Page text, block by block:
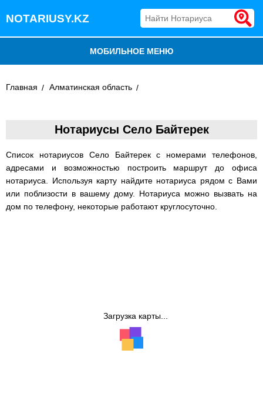
NOTARIUSY.KZ
МОБИЛЬНОЕ МЕНЮ
НОТАРИУСЫ КАЗАХСТАНА
Главная Алматинская область
Нотариусы Село Байтерек
Список нотариусов Село Байтерек с номерами телефонов,
адресами и возможностью построить маршрут до офиса
нотариуса. Используя карту найдите нотариуса рядом с Вами
или поблизости в вашему дому. Нотариуса можно вызвать на
дом по телефону, некоторые работают круглосуточно.
Загрузка карты...